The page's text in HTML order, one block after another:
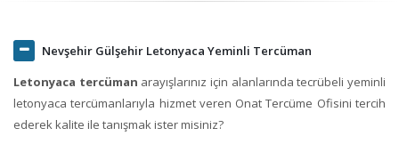
Nevşehir Gülşehir Letonyaca Yeminli Tercüman
Letonyaca tercüman arayışlarınız için alanlarında tecrübeli yeminli
letonyaca tercümanlarıyla hizmet veren Onat Tercüme Ofisini tercih
ederek kalite ile tanışmak ister misiniz?